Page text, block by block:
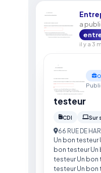
a
il y a 3
testeur
CDI Sur
66 RUE DE
Un bon testeur
bon testeur Un
testeur Un bon
testeur Un bon